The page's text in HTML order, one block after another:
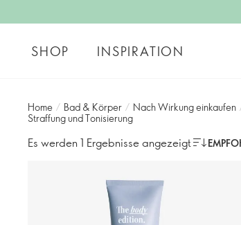
SHOP INSPIRATION
Home / Bad & Körper / Nach Wirkung einkaufen
Straffung und Tonisierung
Es werden 1 Ergebnisse angezeigt